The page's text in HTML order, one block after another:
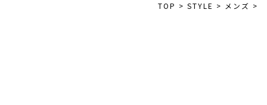
TOP > STYLE > メンズ >